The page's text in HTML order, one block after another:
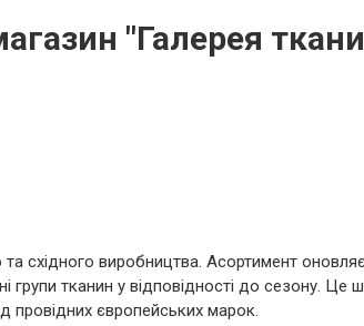
"Галерея
східного виробництва. Асортимент
групи тканин у відповідності до сезону. Це
провідних європейських марок.